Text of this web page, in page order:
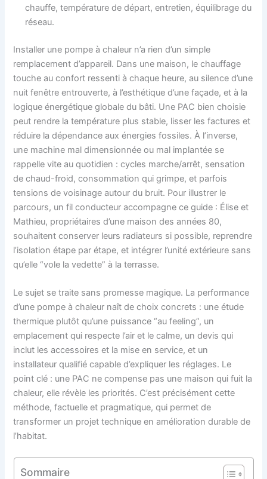
chauffe, température de départ, entretien, équilibrage du
réseau.
Installer une pompe à chaleur n’a rien d’un simple
remplacement d’appareil. Dans une maison, le chauffage
touche au confort ressenti à chaque heure, au silence d’une
nuit fenêtre entrouverte, à l’esthétique d’une façade, et à la
logique énergétique globale du bâti. Une PAC bien choisie
peut rendre la température plus stable, lisser les factures et
réduire la dépendance aux énergies fossiles. À l’inverse,
une machine mal dimensionnée ou mal implantée se
rappelle vite au quotidien : cycles marche/arrêt, sensation
de chaud-froid, consommation qui grimpe, et parfois
tensions de voisinage autour du bruit. Pour illustrer le
parcours, un fil conducteur accompagne ce guide : Élise et
Mathieu, propriétaires d’une maison des années 80,
souhaitent conserver leurs radiateurs si possible, reprendre
l’isolation étape par étape, et intégrer l’unité extérieure sans
qu’elle “vole la vedette” à la terrasse.
Le sujet se traite sans promesse magique. La performance
d’une pompe à chaleur naît de choix concrets : une étude
thermique plutôt qu’une puissance “au feeling”, un
emplacement qui respecte l’air et le calme, un devis qui
inclut les accessoires et la mise en service, et un
installateur qualifié capable d’expliquer les réglages. Le
point clé : une PAC ne compense pas une maison qui fuit la
chaleur, elle révèle les priorités. C’est précisément cette
méthode, factuelle et pragmatique, qui permet de
transformer un projet technique en amélioration durable de
l’habitat.
Sommaire